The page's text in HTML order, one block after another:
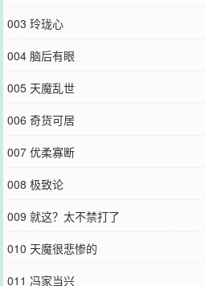
003 玲珑心
004 脑后有眼
005 天魔乱世
006 奇货可居
007 优柔寡断
008 极致论
009 就这？太不禁打了
010 天魔很悲惨的
011 冯家当兴